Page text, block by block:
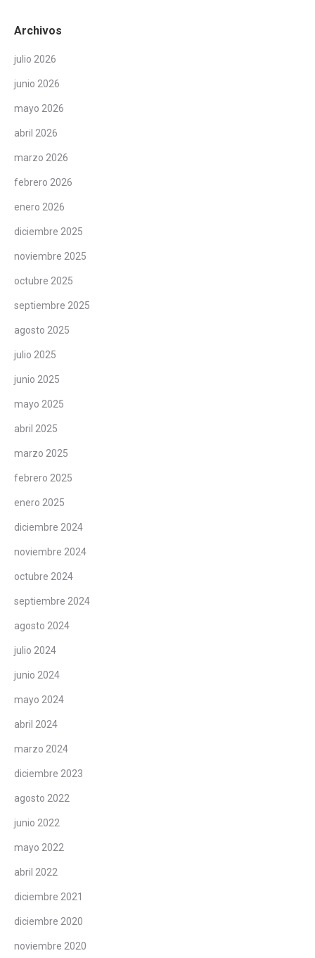
Archivos
julio 2026
junio 2026
mayo 2026
abril 2026
marzo 2026
febrero 2026
enero 2026
diciembre 2025
noviembre 2025
octubre 2025
septiembre 2025
agosto 2025
julio 2025
junio 2025
mayo 2025
abril 2025
marzo 2025
febrero 2025
enero 2025
diciembre 2024
noviembre 2024
octubre 2024
septiembre 2024
agosto 2024
julio 2024
junio 2024
mayo 2024
abril 2024
marzo 2024
diciembre 2023
agosto 2022
junio 2022
mayo 2022
abril 2022
diciembre 2021
diciembre 2020
noviembre 2020